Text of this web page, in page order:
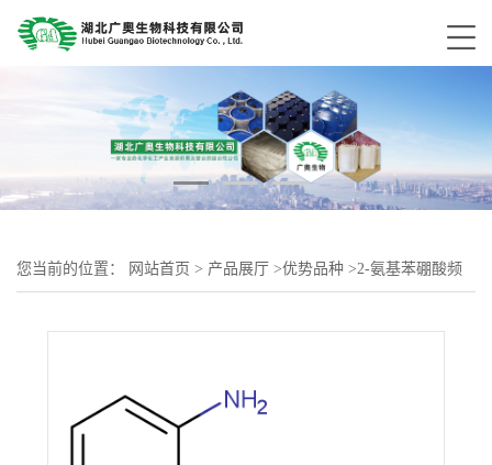
您当前的位置： 网站首页 > 产品展厅 >优势品种 >2-氨基苯硼酸频